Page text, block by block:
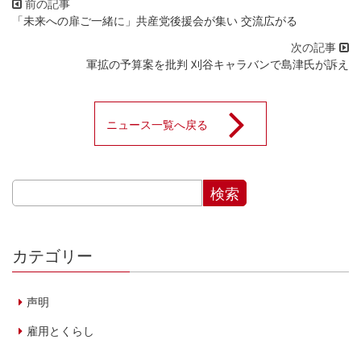
「未来への扉ご一緒に」共産党後援会が集い 交流広がる
軍拡の予算案を批判 刈谷キャラバンで島津氏が訴え
ニュース一覧へ戻る
カテゴリー
声明
雇用とくらし